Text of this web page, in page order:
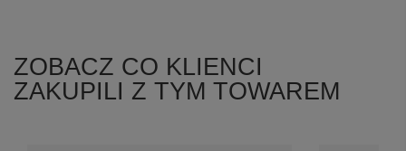
ZOBACZ CO KLIENCI
ZAKUPILI Z TYM TOWAREM